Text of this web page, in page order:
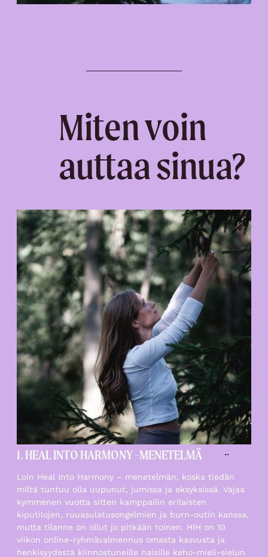
Miten voin
auttaa sinua?
1. HEAL INTO HARMONY -MENETELMÄ
Loin Heal Into Harmony – menetelmän, koska tiedän
miltä tuntuu olla uupunut, jumissa ja eksyksissä. Vajaa
kymmenen vuotta sitten kamppailin erilaisten
kiputilojen, ruuasulatusongelmien ja burn-outin kanssa,
mutta tilanne on ollut jo pitkään toinen. HIH on 10
viikon online-ryhmävalmennus omasta kasvusta ja
henkisyydestä kiinnostuneille naisille keho-mieli-sielun